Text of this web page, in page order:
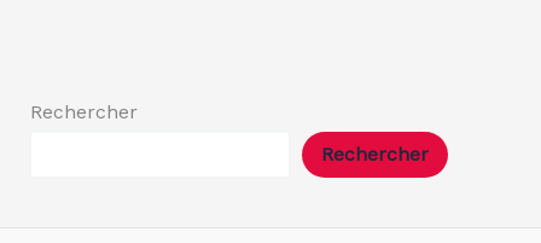
Rechercher
Rechercher